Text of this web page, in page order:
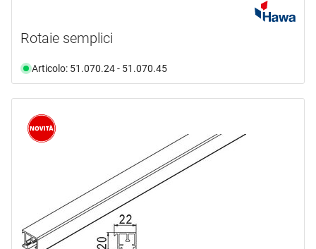
Rotaie semplici
Articolo: 51.070.24 - 51.070.45